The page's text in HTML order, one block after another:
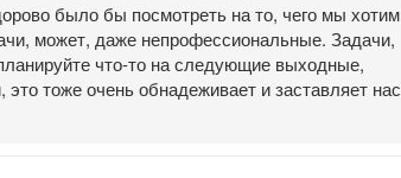
было бы посмотреть на то, чего мы хотим
может, даже непрофессиональные. Задачи,
что-то на следующие выходные,
тоже очень обнадеживает и заставляет нас